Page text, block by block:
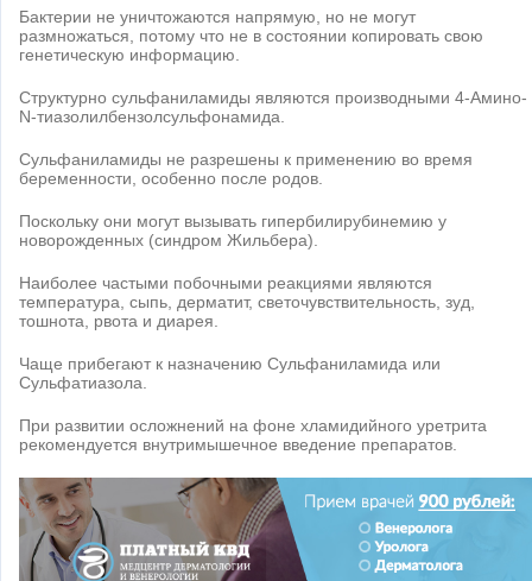
Бактерии не уничтожаются напрямую, но не могут
размножаться, потому что не в состоянии копировать свою
генетическую информацию.
Структурно сульфаниламиды являются производными 4-Амино-
N-тиазолилбензолсульфонамида.
Сульфаниламиды не разрешены к применению во время
беременности, особенно после родов.
Поскольку они могут вызывать гипербилирубинемию у
новорожденных (синдром Жильбера).
Наиболее частыми побочными реакциями являются
температура, сыпь, дерматит, светочувствительность, зуд,
тошнота, рвота и диарея.
Чаще прибегают к назначению Сульфаниламида или
Сульфатиазола.
При развитии осложнений на фоне хламидийного уретрита
рекомендуется внутримышечное введение препаратов.